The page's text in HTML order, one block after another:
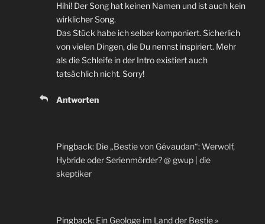
Hihi! Der Song hat keinen Namen und ist auch kein
wirklicher Song.
Das Stück habe ich selber komponiert. Sicherlich
von vielen Dingen, die Du nennst inspiriert. Mehr
als die Schleife in der Intro existiert auch
tatsächlich nicht. Sorry!
Antworten
Pingback: Die „Bestie von Gévaudan“: Werwolf,
Hybride oder Serienmörder? @ gwup | die
skeptiker
Pingback: Ein Geologe im Land der Bestie »